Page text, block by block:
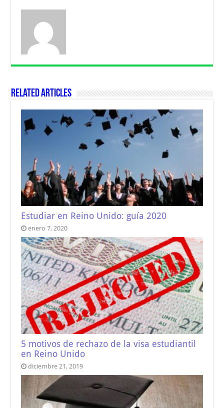
Related Articles
Estudiar en Reino Unido: guía 2020
enero 7, 2020
5 motivos de rechazo de la visa estudiantil
en Reino Unido
diciembre 21, 2019